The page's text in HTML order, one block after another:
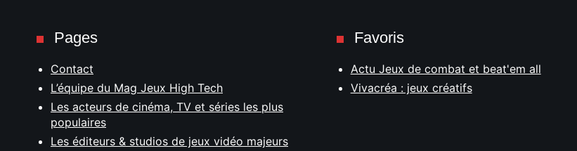
Pages
Contact
L’équipe du Mag Jeux High Tech
Les acteurs de cinéma, TV et séries les plus
populaires
Les éditeurs & studios de jeux vidéo majeurs
Favoris
Actu Jeux de combat et beat'em all
Vivacréa : jeux créatifs